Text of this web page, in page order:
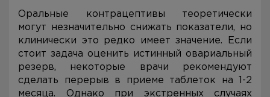
Оральные контрацептивы теоретически
могут незначительно снижать показатели, но
клинически это редко имеет значение. Если
стоит задача оценить истинный овариальный
резерв, некоторые врачи рекомендуют
сделать перерыв в приеме таблеток на 1-2
месяца. Однако при экстренных случаях